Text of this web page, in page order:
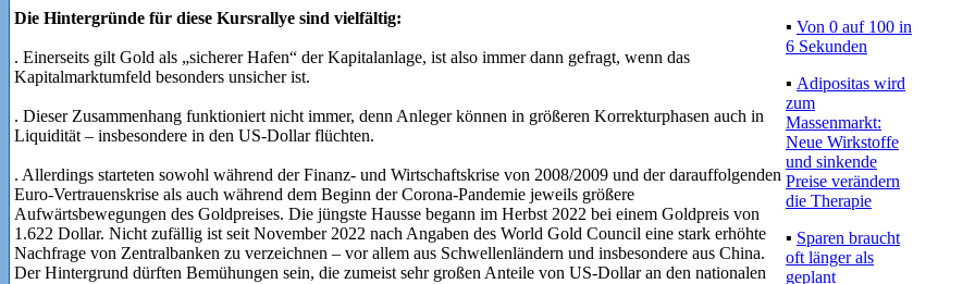
Die Hintergründe für diese Kursrallye sind vielfältig:
. Einerseits gilt Gold als „sicherer Hafen“ der Kapitalanlage, ist also immer dann gefragt, wenn das
Kapitalmarktumfeld besonders unsicher ist.
. Dieser Zusammenhang funktioniert nicht immer, denn Anleger können in größeren Korrekturphasen auch in
Liquidität – insbesondere in den US-Dollar flüchten.
. Allerdings starteten sowohl während der Finanz- und Wirtschaftskrise von 2008/2009 und der darauffolgenden
Euro-Vertrauenskrise als auch während dem Beginn der Corona-Pandemie jeweils größere
Aufwärtsbewegungen des Goldpreises. Die jüngste Hausse begann im Herbst 2022 bei einem Goldpreis von
1.622 Dollar. Nicht zufällig ist seit November 2022 nach Angaben des World Gold Council eine stark erhöhte
Nachfrage von Zentralbanken zu verzeichnen – vor allem aus Schwellenländern und insbesondere aus China.
Der Hintergrund dürften Bemühungen sein, die zumeist sehr großen Anteile von US-Dollar an den nationalen
▪ Von 0 auf 100 in
6 Sekunden
▪ Adipositas wird
zum
Massenmarkt:
Neue Wirkstoffe
und sinkende
Preise verändern
die Therapie
▪ Sparen braucht
oft länger als
geplant